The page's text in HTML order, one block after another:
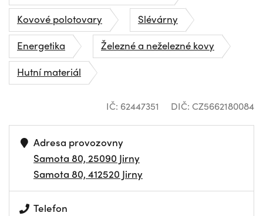
Kovové polotovary
Slévárny
Energetika
Železné a neželezné kovy
Hutní materiál
IČ: 62447351 DIČ: CZ5662180084
Adresa provozovny
Samota 80, 25090 Jirny
Samota 80, 412520 Jirny
Telefon